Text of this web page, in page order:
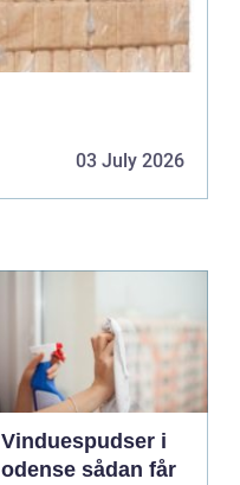
03 July 2026
Vinduespudser i
odense sådan får